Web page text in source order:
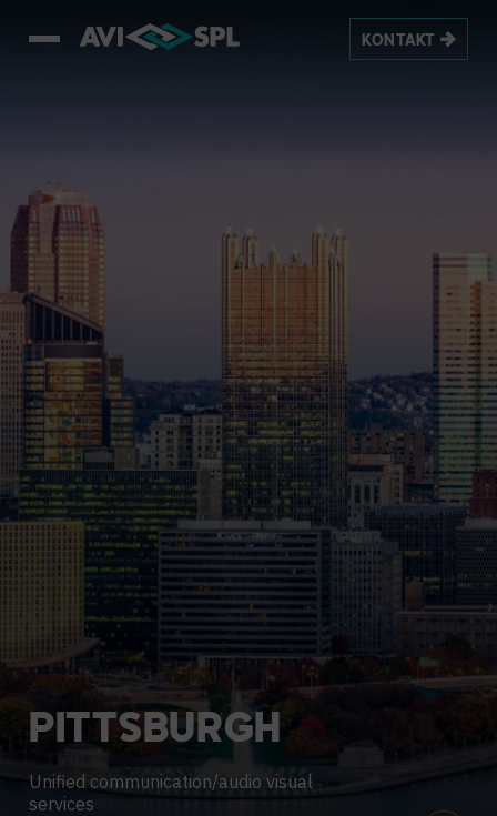
KONTAKT
PITTSBURGH
Unified communication/audio visual
services